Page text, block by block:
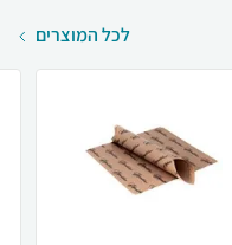
לכל המוצרים